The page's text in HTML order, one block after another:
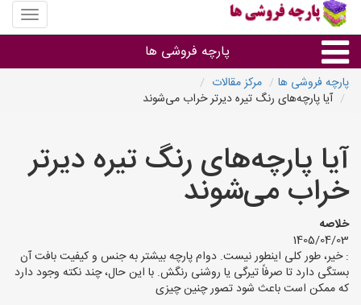
منوی
سایت
فروشی
پارچه فروشی ها
پارچه براساس جنس
پارچه براساس رنگ طرح و کاربرد
پارچه فروشی های هر شهر
پارچه فروشی ها
مرکز مقالات
آیا پارچه‌های رنگ تیره دیرتر خراب می‌شوند
آیا پارچه‌های رنگ تیره دیرتر
خراب می‌شوند
خلاصه
1405/04/03
: خیر، طور کلی اینطور نیست. دوام پارچه بیشتر به جنس و کیفیت بافت آن
بستگی دارد تا صرفاً تیرگی یا روشنی رنگش. با این حال، چند نکته وجود دارد
که ممکن است باعث شود تصور چنین چیزی